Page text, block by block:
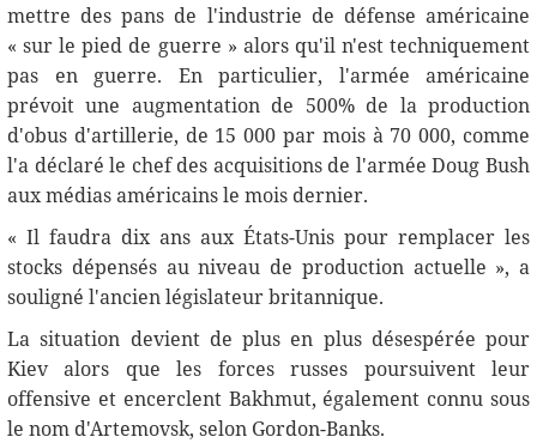
mettre des pans de l'industrie de défense américaine
« sur le pied de guerre » alors qu'il n'est techniquement
pas en guerre. En particulier, l'armée américaine
prévoit une augmentation de 500% de la production
d'obus d'artillerie, de 15 000 par mois à 70 000, comme
l'a déclaré le chef des acquisitions de l'armée Doug Bush
aux médias américains le mois dernier.
« Il faudra dix ans aux États-Unis pour remplacer les
stocks dépensés au niveau de production actuelle », a
souligné l'ancien législateur britannique.
La situation devient de plus en plus désespérée pour
Kiev alors que les forces russes poursuivent leur
offensive et encerclent Bakhmut, également connu sous
le nom d'Artemovsk, selon Gordon-Banks.